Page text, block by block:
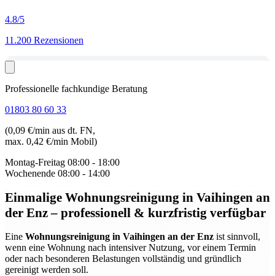
4.8/5
11.200 Rezensionen
Professionelle fachkundige Beratung
01803 80 60 33
(0,09 €/min aus dt. FN,
max. 0,42 €/min Mobil)
Montag-Freitag 08:00 - 18:00
Wochenende 08:00 - 14:00
Einmalige Wohnungsreinigung in Vaihingen an
der Enz– professionell & kurzfristig verfügbar
Eine Wohnungsreinigung in Vaihingen an der Enz ist sinnvoll,
wenn eine Wohnung nach intensiver Nutzung, vor einem Termin
oder nach besonderen Belastungen vollständig und gründlich
gereinigt werden soll.